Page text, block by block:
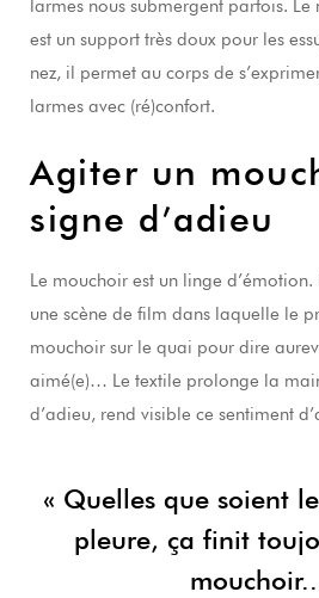
larmes nous submergent parfois.
est un support très doux pour les
nez, il permet au corps de
larmes avec (ré)confort.
Agiter un
signe d’adieu
Le mouchoir est un linge
une scène de film dans laquelle le
mouchoir sur le quai pour dire
aimé(e)… Le textile prolonge la
d’adieu, rend visible ce sentiment
« Quelles que soient
pleure, ça finit